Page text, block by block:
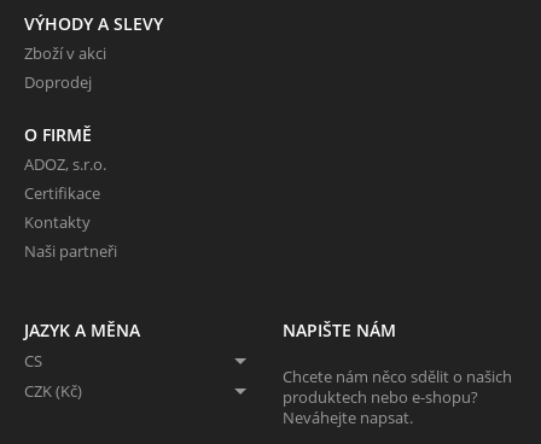
VÝHODY A SLEVY
Zboží v akci
Doprodej
O FIRMĚ
ADOZ, s.r.o.
Certifikace
Kontakty
Naši partneři
JAZYK A MĚNA
CS
CZK (Kč)
NAPIŠTE NÁM
Chcete nám něco sdělit o našich
produktech nebo e-shopu?
Neváhejte napsat.